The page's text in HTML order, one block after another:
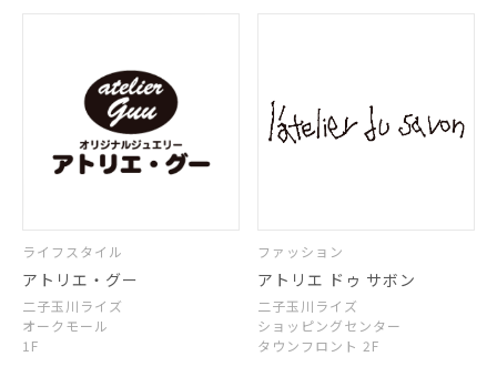
ライフスタイル
アトリエ・グー
二子玉川ライズ
オークモール
1F
ファッション
アトリエ ドゥ サボン
二子玉川ライズ
ショッピングセンター
タウンフロント 2F